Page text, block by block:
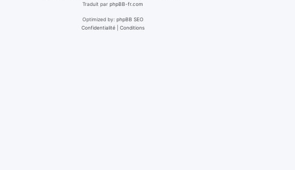
Traduit par phpBB-fr.com
Optimized by: phpBB SEO
Confidentialité| Conditions